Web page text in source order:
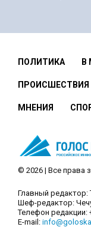
ПОЛИТИКА В
ПРОИСШЕСТВИЯ
МНЕНИЯ
© 2026 | Все права
Главный редактор:
Шеф-редактор:
Телефон редакции:
E-mail: